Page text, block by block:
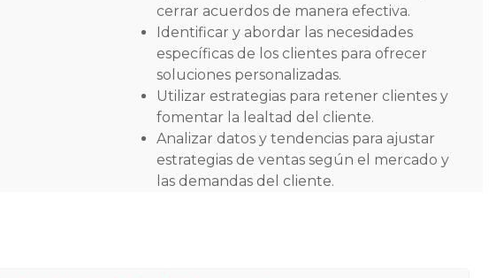
cerrar acuerdos de manera efectiva.
Identificar y abordar las necesidades
específicas de los clientes para ofrecer
soluciones personalizadas.
Utilizar estrategias para retener clientes y
fomentar la lealtad del cliente.
Analizar datos y tendencias para ajustar
estrategias de ventas según el mercado y
las demandas del cliente.